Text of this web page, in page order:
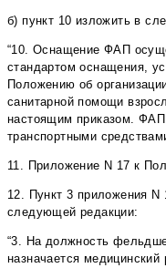
б) пункт 10 изложить в
“10. Оснащение ФАП
стандартом оснащения,
Положению об
санитарной помощи
настоящим приказом. ФАП
транспортными
11. Приложение N 17 к
12. Пункт 3 приложения
следующей редакции:
“3. На должность
назначается